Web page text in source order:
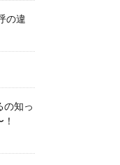
の違
の知っ